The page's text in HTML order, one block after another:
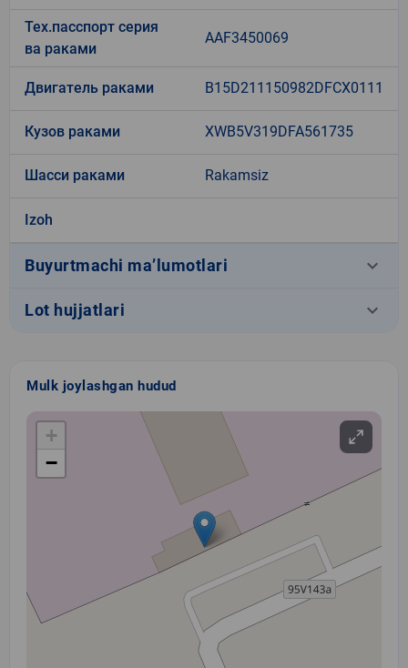
Тех.пасспорт серия
ва раками
AAF3450069
Двигатель раками B15D211150982DFCX0111
Кузов раками XWB5V319DFA561735
Шасси раками Rakamsiz
Izoh
Buyurtmachi ma’lumotlari keyboard_arrow_down
Lot hujjatlari keyboard_arrow_down
Mulk joylashgan hudud
+
−